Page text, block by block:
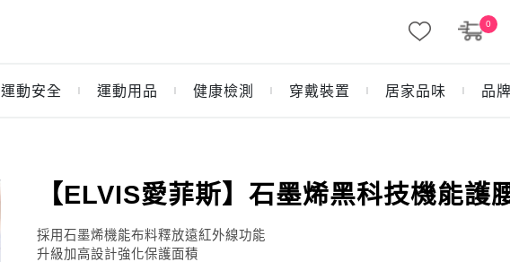
0
運動安全 運動用品 健康檢測 穿戴裝置 居家品味 品
【ELVIS愛菲斯】石墨烯黑科技機能護
採用石墨烯機能布料釋放遠紅外線功能
升級加高設計強化保護面積